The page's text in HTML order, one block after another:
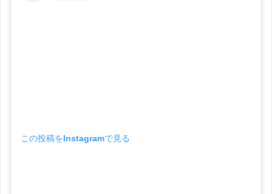
この投稿をInstagramで見る